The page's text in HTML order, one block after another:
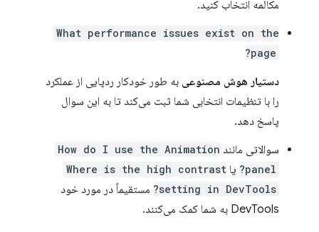
مکالمه انتخاب کنید.
What performance issues exist on the
page?
دستیار هوش مصنوعی به طور خودکار ردپایی از عملکرد
را با تنظیمات انتخابی شما ثبت می‌کند تا به این سوال
پاسخ دهد.
سوالاتی مانند How do I use the Animation
panel?
یا Where is the high contrast
setting in DevTools?
مستقیماً در مورد خود
DevTools به شما کمک می‌کنند.